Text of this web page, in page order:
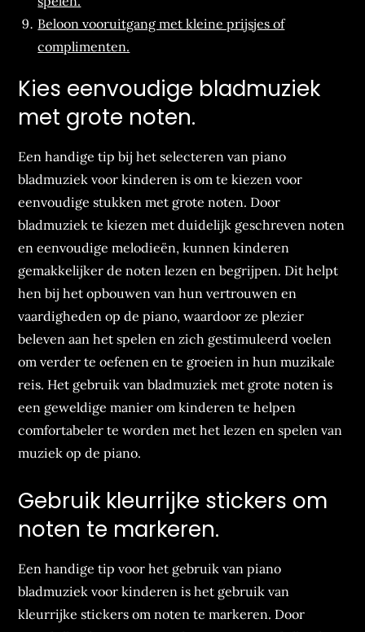
Beloon vooruitgang met kleine prijsjes of
complimenten.
Kies eenvoudige bladmuziek
met grote noten.
Een handige tip bij het selecteren van piano
bladmuziek voor kinderen is om te kiezen voor
eenvoudige stukken met grote noten. Door
bladmuziek te kiezen met duidelijk geschreven noten
en eenvoudige melodieën, kunnen kinderen
gemakkelijker de noten lezen en begrijpen. Dit helpt
hen bij het opbouwen van hun vertrouwen en
vaardigheden op de piano, waardoor ze plezier
beleven aan het spelen en zich gestimuleerd voelen
om verder te oefenen en te groeien in hun muzikale
reis. Het gebruik van bladmuziek met grote noten is
een geweldige manier om kinderen te helpen
comfortabeler te worden met het lezen en spelen van
muziek op de piano.
Gebruik kleurrijke stickers om
noten te markeren.
Een handige tip voor het gebruik van piano
bladmuziek voor kinderen is het gebruik van
kleurrijke stickers om noten te markeren. Door